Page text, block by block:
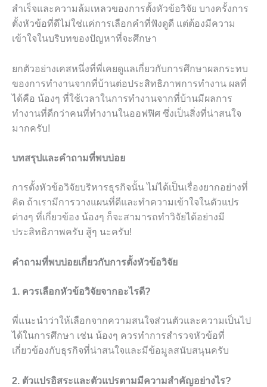
สำเร็จและความล้มเหลวของการตั้งหัวข้อวิจัย บางครั้งการ
ตั้งหัวข้อที่ดีไม่ใช่แค่การเลือกคำที่ฟังดูดี แต่ต้องมีความ
เข้าใจในบริบทของปัญหาที่จะศึกษา
ยกตัวอย่างเคสหนึ่งที่พี่เคยดูแลเกี่ยวกับการศึกษาผลกระทบ
ของการทำงานจากที่บ้านต่อประสิทธิภาพการทำงาน ผลที่
ได้คือ น้องๆ ที่ใช้เวลาในการทำงานจากที่บ้านมีผลการ
ทำงานที่ดีกว่าคนที่ทำงานในออฟฟิศ ซึ่งเป็นสิ่งที่น่าสนใจ
มากครับ!
บทสรุปและคำถามที่พบบ่อย
การตั้งหัวข้อวิจัยบริหารธุรกิจนั้น ไม่ได้เป็นเรื่องยากอย่างที่
คิด ถ้าเรามีการวางแผนที่ดีและทำความเข้าใจในตัวแปร
ต่างๆ ที่เกี่ยวข้อง น้องๆ ก็จะสามารถทำวิจัยได้อย่างมี
ประสิทธิภาพครับ สู้ๆ นะครับ!
คำถามที่พบบ่อยเกี่ยวกับการตั้งหัวข้อวิจัย
1. ควรเลือกหัวข้อวิจัยจากอะไรดี?
พี่แนะนำว่าให้เลือกจากความสนใจส่วนตัวและความเป็นไป
ได้ในการศึกษา เช่น น้องๆ ควรทำการสำรวจหัวข้อที่
เกี่ยวข้องกับธุรกิจที่น่าสนใจและมีข้อมูลสนับสนุนครับ
2. ตัวแปรอิสระและตัวแปรตามมีความสำคัญอย่างไร?